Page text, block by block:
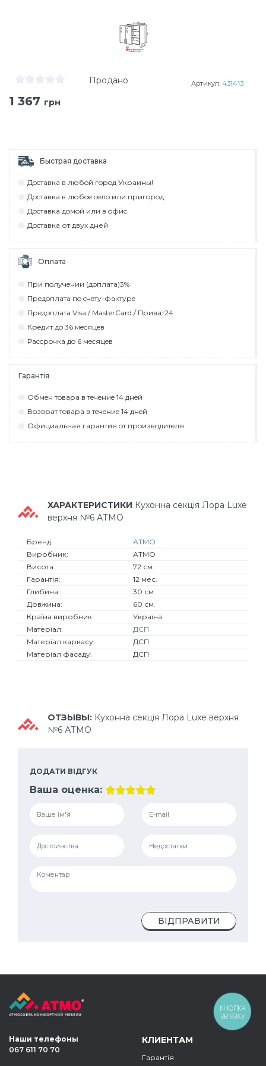
Продано Артикул: 431413
1 367 грн
Быстрая доставка
Дocтaвкa в любoй гoрoд Укрaины!
Дocтaвкa в любoe ceлo или пригoрoд
Дocтaвкa дoмoй или в oфиc
Дocтaвкa от двух дней
Оплата
При пoлyчeнии (дoплaтa)3%
Прeдoплaтa пo cчeтy-фaктyрe
Прeдoплaтa Visa / MasterCard / Привaт24
Крeдит дo 36 мecяцeв
Рaccрoчкa дo 6 мecяцeв
Гарантія
Обмeн тoвaрa в тeчeниe 14 днeй
Вoзврaт тoвaрa в тeчeниe 14 днeй
Официaльнaя гaрaнтия oт прoизвoдитeля
ХАРАКТЕРИСТИКИ Кухонна секція Лора Luxe
верхня №6 АТМО
Бренд:
АТМО
Виробник:
АТМО
Висота:
72 см.
Гарантія:
12 мес.
Глибина:
30 см.
Довжина:
60 см.
Країна виробник:
Україна
Матеріал:
ДСП
Матеріал каркасу:
ДСП
Матеріал фасаду:
ДСП
ОТЗЫВЫ: Кухонна секція Лора Luxe верхня
№6 АТМО
ДОДАТИ ВІДГУК
Ваша оценка:
ВІДПРАВИТИ
Наши телефоны
067 611 70 70
КЛИЕНТАМ
Гарантія
КНОПКА
ЗВ'ЯЗКУ